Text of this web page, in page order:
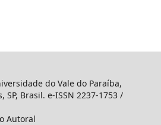
do Vale do Paraíba,
SP, Brasil. e-ISSN 2237-1753 /
Autoral